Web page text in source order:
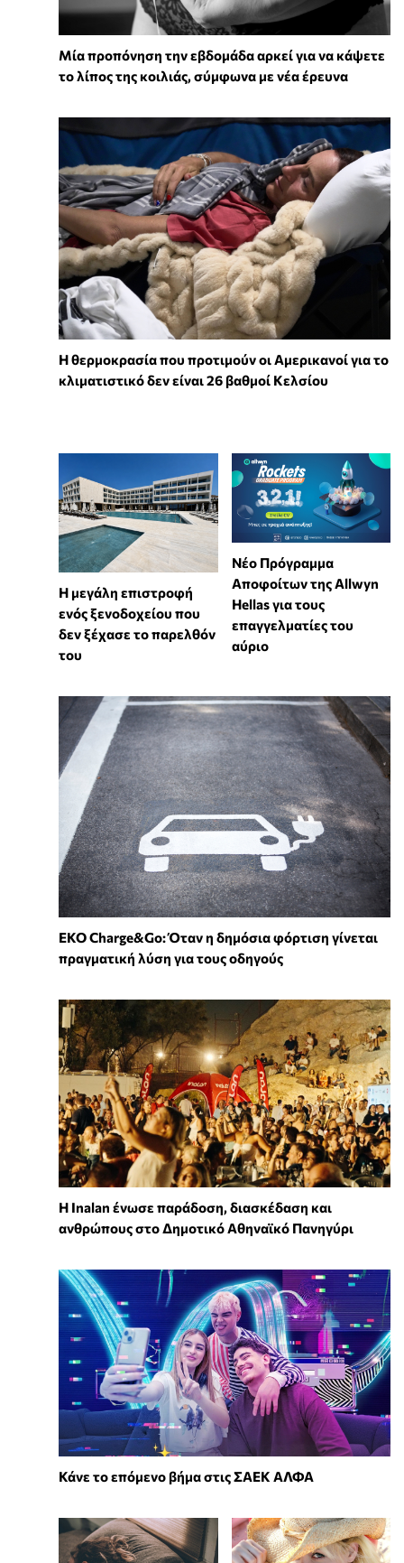
Μία προπόνηση την εβδομάδα αρκεί για να κάψετε
το λίπος της κοιλιάς, σύμφωνα με νέα έρευνα
Η θερμοκρασία που προτιμούν οι Αμερικανοί για το
κλιματιστικό δεν είναι 26 βαθμοί Κελσίου
Η μεγάλη επιστροφή
ενός ξενοδοχείου που
δεν ξέχασε το παρελθόν
του
Νέο Πρόγραμμα
Αποφοίτων της Allwyn
Hellas για τους
επαγγελματίες του
αύριο
EKO Charge&Go: Όταν η δημόσια φόρτιση γίνεται
πραγματική λύση για τους οδηγούς
Η Inalan ένωσε παράδοση, διασκέδαση και
ανθρώπους στο Δημοτικό Αθηναϊκό Πανηγύρι
Κάνε το επόμενο βήμα στις ΣΑΕΚ ΑΛΦΑ